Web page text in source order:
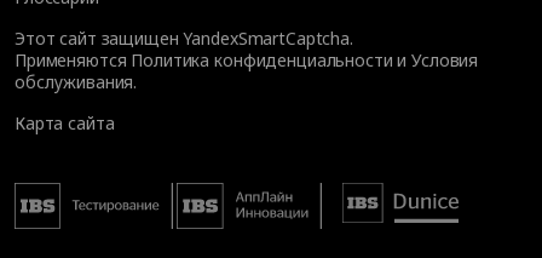
Этот сайт защищен YandexSmartCaptcha.
Применяются Политика конфиденциальности иУсловия
обслуживания.
Карта сайта